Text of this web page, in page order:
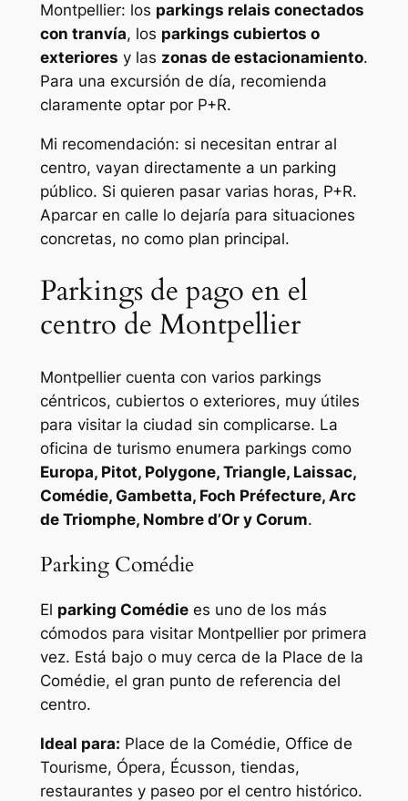
Montpellier: los parkings relais conectados
con tranvía, los parkings cubiertos o
exteriores y las zonas de estacionamiento.
Para una excursión de día, recomienda
claramente optar por P+R.
Mi recomendación: si necesitan entrar al
centro, vayan directamente a un parking
público. Si quieren pasar varias horas, P+R.
Aparcar en calle lo dejaría para situaciones
concretas, no como plan principal.
Parkings de pago en el
centro de Montpellier
Montpellier cuenta con varios parkings
céntricos, cubiertos o exteriores, muy útiles
para visitar la ciudad sin complicarse. La
oficina de turismo enumera parkings como
Europa, Pitot, Polygone, Triangle, Laissac,
Comédie, Gambetta, Foch Préfecture, Arc
de Triomphe, Nombre d’Or y Corum.
Parking Comédie
El parking Comédiees uno de los más
cómodos para visitar Montpellier por primera
vez. Está bajo o muy cerca de la Place de la
Comédie, el gran punto de referencia del
centro.
Ideal para: Place de la Comédie, Office de
Tourisme, Ópera, Écusson, tiendas,
restaurantes y paseo por el centro histórico.